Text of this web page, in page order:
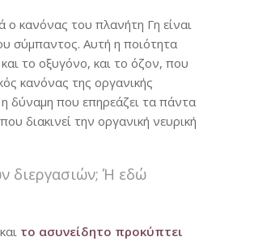
ο κανόνας του πλανήτη Γη είναι
σύμπαντος. Αυτή η ποιότητα
το οξυγόνο, και το όζον, που
κανόνας της οργανικής
η δύναμη που επηρεάζει τα πάντα
διακινεί την οργανική νευρική
διεργασιών; Ή εδώ
το ασυνείδητο προκύπτει